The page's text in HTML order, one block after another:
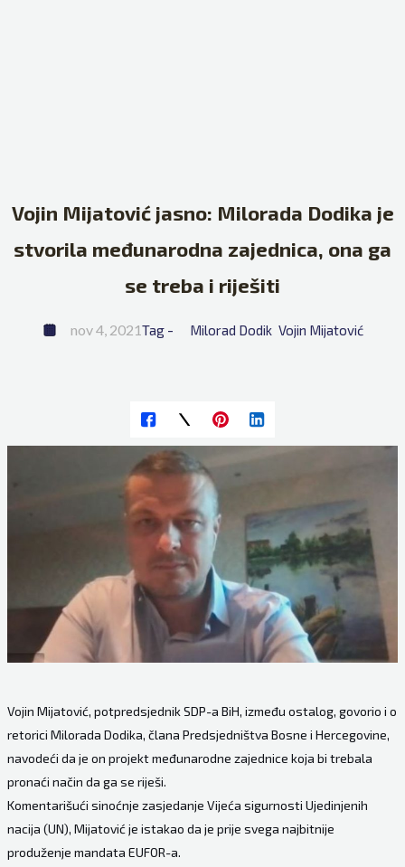
Vojin Mijatović jasno: Milorada Dodika je
stvorila međunarodna zajednica, ona ga
se treba i riješiti
nov 4, 2021Tag - Milorad Dodik Vojin Mijatović
Vojin Mijatović, potpredsjednik SDP-a BiH, između ostalog, govorio i o
retorici Milorada Dodika, člana Predsjedništva Bosne i Hercegovine,
navodeći da je on projekt međunarodne zajednice koja bi trebala
pronaći način da ga se riješi.
Komentarišući sinoćnje zasjedanje Vijeća sigurnosti Ujedinjenih
nacija (UN), Mijatović je istakao da je prije svega najbitnije
produženje mandata EUFOR-a.